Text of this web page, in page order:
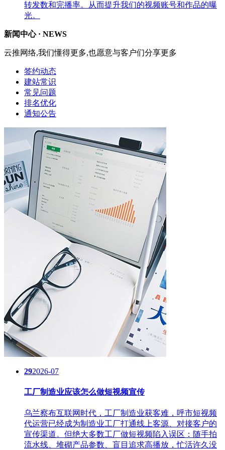
转发数和完播率。从而提升我们的视频账号和作品的曝
光。
新闻中心 · NEWS
云推网络,我们懂得更多,也愿意与客户们分享更多
签约动态
建站常识
常见问题
排名优化
通知公告
292026-07
工厂制造业应该怎么做短视频宣传
乌兰察布互联网时代，工厂制造业获客难，呼市短视频
代运营​已经成为制造业工厂打通线上客源、对接客户的
宣传渠道。但绝大多数工厂做短视频陷入误区：随手拍
流水线、堆砌产品参数、盲目追求高播放，忙活许久没